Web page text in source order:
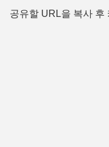
공유할 URL을 복사 후